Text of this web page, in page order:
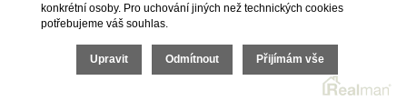
konkrétní osoby. Pro uchování jiných než technických cookies
potřebujeme váš souhlas.
Upravit Odmítnout Přijímám vše